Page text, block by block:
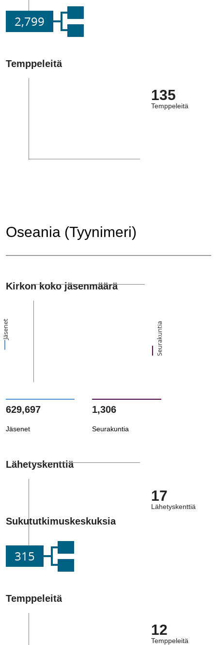
2,799
Temppeleitä
135
Temppeleitä
Oseania (Tyynimeri)
Kirkon koko jäsenmäärä
Jäsenet Seurakuntia
629,697
Jäsenet
1,306
Seurakuntia
Lähetyskenttiä
17
Lähetyskenttiä
Sukututkimuskeskuksia
315
Temppeleitä
12
Temppeleitä